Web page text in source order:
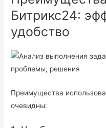
Битрикс24:
удобство
Преимущества
очевидны: